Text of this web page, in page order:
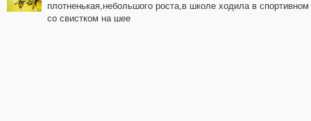
плотненькая,небольшого роста,в школе ходила в
со свистком на шее